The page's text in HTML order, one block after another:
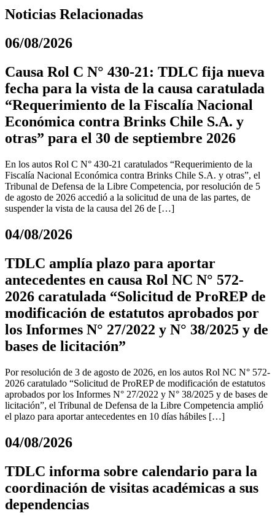
Noticias Relacionadas
06/08/2026
Causa Rol C N° 430-21: TDLC fija nueva
fecha para la vista de la causa caratulada
“Requerimiento de la Fiscalía Nacional
Económica contra Brinks Chile S.A. y
otras” para el 30 de septiembre 2026
En los autos Rol C N° 430-21 caratulados “Requerimiento de la
Fiscalía Nacional Económica contra Brinks Chile S.A. y otras”, el
Tribunal de Defensa de la Libre Competencia, por resolución de 5
de agosto de 2026 accedió a la solicitud de una de las partes, de
suspender la vista de la causa del 26 de […]
04/08/2026
TDLC amplía plazo para aportar
antecedentes en causa Rol NC N° 572-
2026 caratulada “Solicitud de ProREP de
modificación de estatutos aprobados por
los Informes N° 27/2022 y N° 38/2025 y de
bases de licitación”
Por resolución de 3 de agosto de 2026, en los autos Rol NC N° 572-
2026 caratulado “Solicitud de ProREP de modificación de estatutos
aprobados por los Informes N° 27/2022 y N° 38/2025 y de bases de
licitación”, el Tribunal de Defensa de la Libre Competencia amplió
el plazo para aportar antecedentes en 10 días hábiles […]
04/08/2026
TDLC informa sobre calendario para la
coordinación de visitas académicas a sus
dependencias